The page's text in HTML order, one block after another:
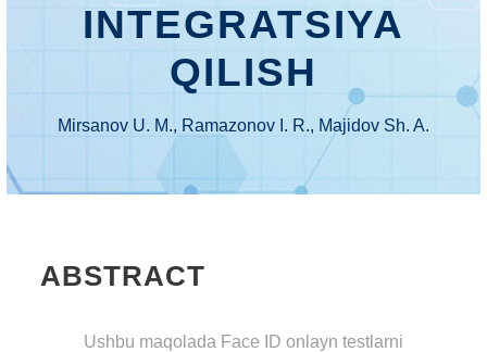
INTEGRATSIYA
QILISH
Mirsanov U. M., Ramazonov I. R., Majidov Sh. A.
ABSTRACT
Ushbu maqolada Face ID onlayn testlarni